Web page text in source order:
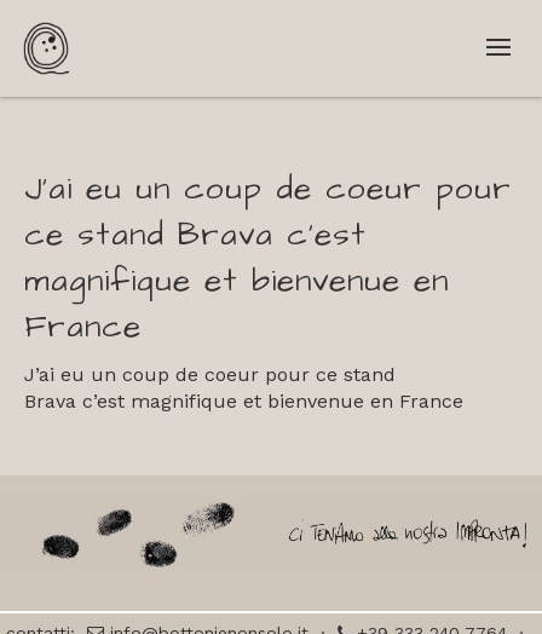
J’ai eu un coup de coeur pour
ce stand Brava c’est
magnifique et bienvenue en
France
J’ai eu un coup de coeur pour ce stand
Brava c’est magnifique et bienvenue en France